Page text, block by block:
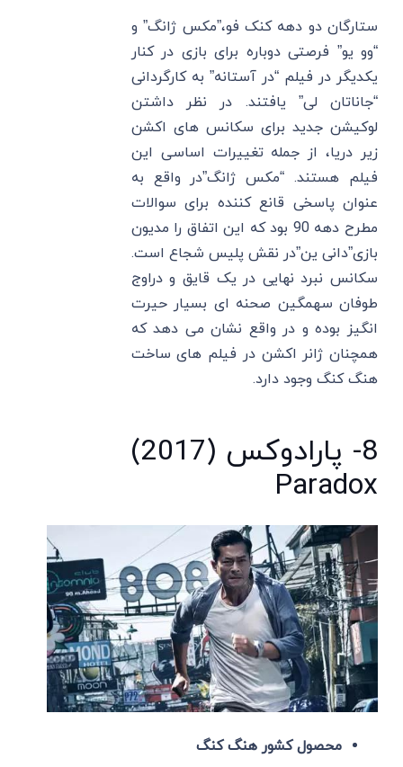
ستارگان دو دهه کنک فو،”مکس ژانگ” و
“وو یو” فرصتی دوباره برای بازی در کنار
یکدیگر در فیلم “در آستانه” به کارگردانی
“جاناتان لی” یافتند. در نظر داشتن
لوکیشن جدید برای سکانس های اکشن
زیر دریا، از جمله تغییرات اساسی این
فیلم هستند. “مکس ژانگ”در واقع به
عنوان پاسخی قانع کننده برای سوالات
مطرح دهه 90 بود که این اتفاق را مدیون
بازی”دانی ین”در نقش پلیس شجاع است.
سکانس نبرد نهایی در یک قایق و دراوج
طوفان سهمگین صحنه ای بسیار حیرت
انگیز بوده و در واقع نشان می دهد که
همچنان ژانر اکشن در فیلم های ساخت
هنگ کنگ وجود دارد.
8- پارادوکس (2017)
Paradox
محصول کشور هنگ کنگ